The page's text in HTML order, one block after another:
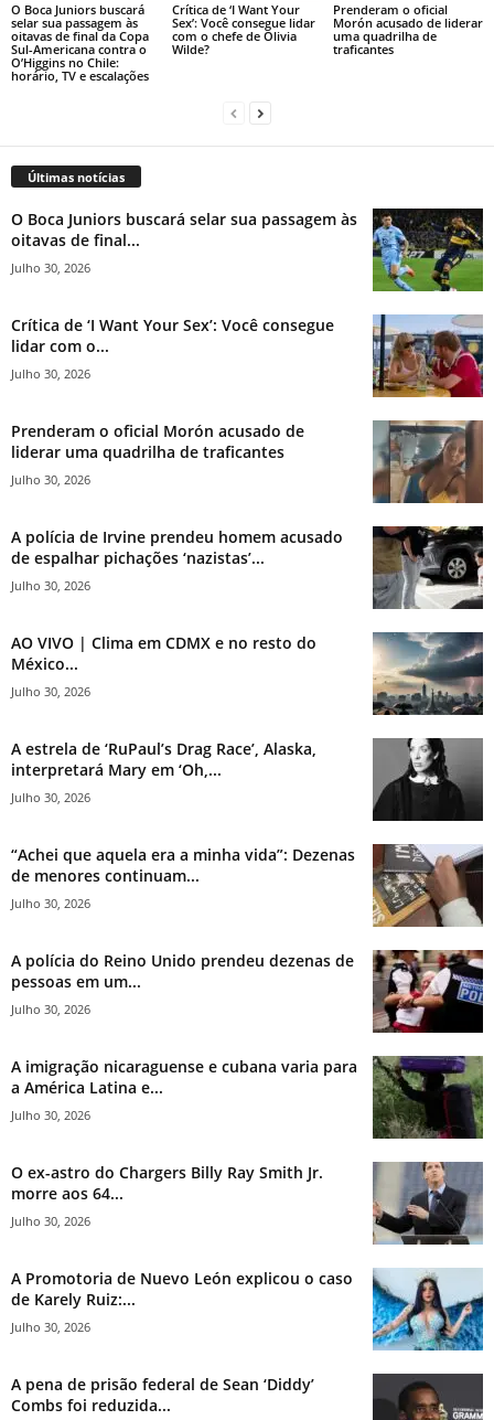
O Boca Juniors buscará
selar sua passagem às
oitavas de final da Copa
Sul-Americana contra o
O’Higgins no Chile:
horário, TV e escalações
Crítica de ‘I Want Your
Sex’: Você consegue lidar
com o chefe de Olivia
Wilde?
Prenderam o oficial
Morón acusado de liderar
uma quadrilha de
traficantes
Últimas notícias
O Boca Juniors buscará selar sua passagem às
oitavas de final...
Julho 30, 2026
Crítica de ‘I Want Your Sex’: Você consegue
lidar com o...
Julho 30, 2026
Prenderam o oficial Morón acusado de
liderar uma quadrilha de traficantes
Julho 30, 2026
A polícia de Irvine prendeu homem acusado
de espalhar pichações ‘nazistas’...
Julho 30, 2026
AO VIVO | Clima em CDMX e no resto do
México...
Julho 30, 2026
A estrela de ‘RuPaul’s Drag Race’, Alaska,
interpretará Mary em ‘Oh,...
Julho 30, 2026
“Achei que aquela era a minha vida”: Dezenas
de menores continuam...
Julho 30, 2026
A polícia do Reino Unido prendeu dezenas de
pessoas em um...
Julho 30, 2026
A imigração nicaraguense e cubana varia para
a América Latina e...
Julho 30, 2026
O ex-astro do Chargers Billy Ray Smith Jr.
morre aos 64...
Julho 30, 2026
A Promotoria de Nuevo León explicou o caso
de Karely Ruiz:...
Julho 30, 2026
A pena de prisão federal de Sean ‘Diddy’
Combs foi reduzida...